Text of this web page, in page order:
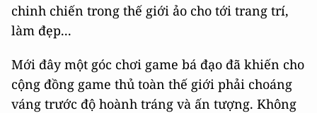
chinh chiến trong thế giới ảo cho tới trang trí,
làm đẹp...
Mới đây một góc chơi game bá đạo đã khiến cho
cộng đồng game thủ toàn thế giới phải choáng
váng trước độ hoành tráng và ấn tượng. Không